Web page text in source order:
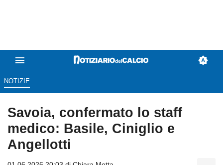
NOTIZIE
Savoia, confermato lo staff
medico: Basile, Ciniglio e
Angellotti